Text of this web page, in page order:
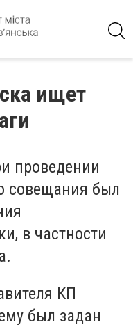
ищет
проведении
совещания был
в частности
КП
был задан